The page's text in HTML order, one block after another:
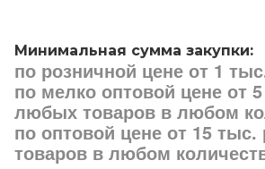
Минимальная сумма закупки:
по розничной цене от 1
по мелко оптовой цене от
любых товаров в любом
по оптовой цене от 15
товаров в любом